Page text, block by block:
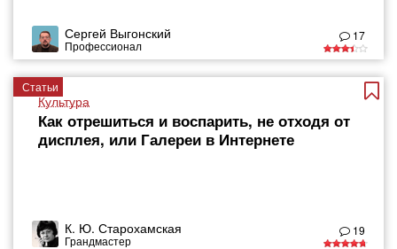
Сергей Выгонский
Профессионал
17
Статьи
Культура
Как отрешиться и воспарить, не отходя от
дисплея, или Галереи в Интернете
К. Ю. Старохамская
Грандмастер
19